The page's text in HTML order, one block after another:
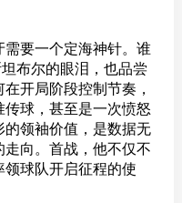
要一个定海神针。谁
布尔的眼泪，也品尝
开局阶段控制节奏，
球，甚至是一次愤怒
的领袖价值，是数据无
向。首战，他不仅不
球队开启征程的使